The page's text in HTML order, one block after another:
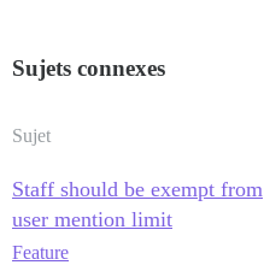
Sujets connexes
Sujet
Staff should be exempt from
user mention limit
Feature